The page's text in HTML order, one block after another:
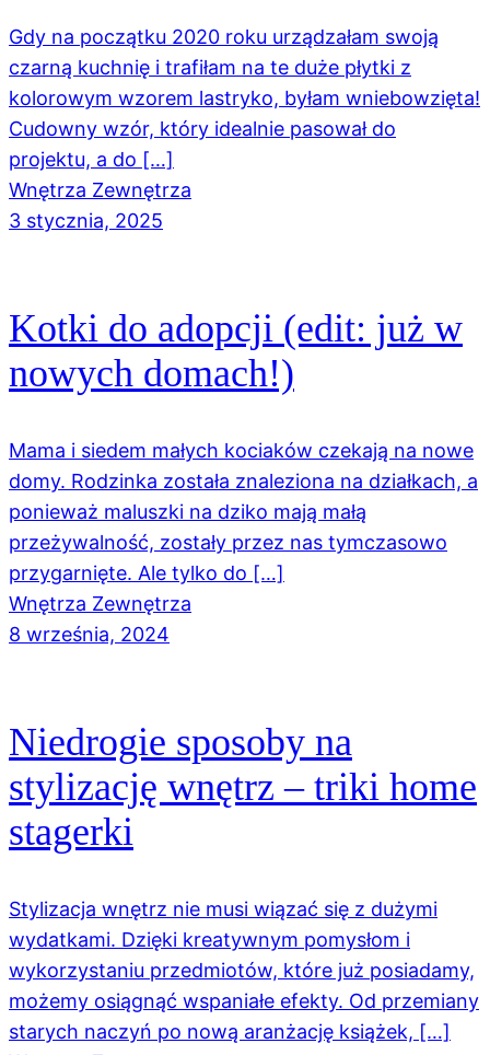
Gdy na początku 2020 roku urządzałam swoją
czarną kuchnię i trafiłam na te duże płytki z
kolorowym wzorem lastryko, byłam wniebowzięta!
Cudowny wzór, który idealnie pasował do
projektu, a do […]
Wnętrza Zewnętrza
3 stycznia, 2025
Kotki do adopcji (edit: już w
nowych domach!)
Mama i siedem małych kociaków czekają na nowe
domy. Rodzinka została znaleziona na działkach, a
ponieważ maluszki na dziko mają małą
przeżywalność, zostały przez nas tymczasowo
przygarnięte. Ale tylko do […]
Wnętrza Zewnętrza
8 września, 2024
Niedrogie sposoby na
stylizację wnętrz – triki home
stagerki
Stylizacja wnętrz nie musi wiązać się z dużymi
wydatkami. Dzięki kreatywnym pomysłom i
wykorzystaniu przedmiotów, które już posiadamy,
możemy osiągnąć wspaniałe efekty. Od przemiany
starych naczyń po nową aranżację książek, […]